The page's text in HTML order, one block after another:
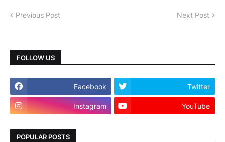
Previous Post Next Post
FOLLOW US
Facebook Twitter
Instagram YouTube
POPULAR POSTS